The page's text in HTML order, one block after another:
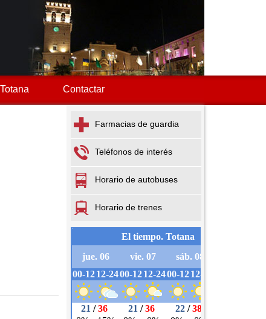
Contactar
Farmacias de guardia
Teléfonos de interés
Horario de autobuses
Horario de trenes